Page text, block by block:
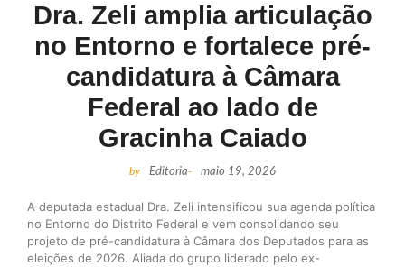
Dra. Zeli amplia articulação
no Entorno e fortalece pré-
candidatura à Câmara
Federal ao lado de
Gracinha Caiado
by Editoria- maio 19, 2026
A deputada estadual Dra. Zeli intensificou sua agenda política
no Entorno do Distrito Federal e vem consolidando seu
projeto de pré-candidatura à Câmara dos Deputados para as
eleições de 2026. Aliada do grupo liderado pelo ex-